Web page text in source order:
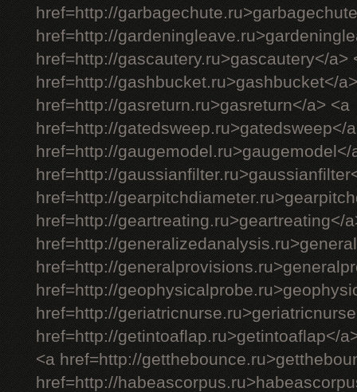
href=http://
href=http://
href=http://gascautery.ru>gascautery</a>
href=http://gashbucket.ru>gashbucket</
href=http://gasreturn.ru>gasreturn</a> <a
href=http://gatedsweep.ru>gatedsweep</
href=http://gaugemodel.ru>gaugemodel</
href=http://
href=http://
href=http://geartreating.ru>geartreating</
href=http://
href=http://
href=http://
href=http://
href=http://getintoaflap.ru>getintoaflap</
<a href=http://
href=http://